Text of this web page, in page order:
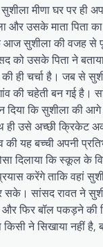
मीणा घर पर ही
और उसके माता पिता
आज सुशीला की वजह से
को उसके पिता ने
ही चर्चा है। जब से
की चहेती बन गई है।
कि सुशीला की
ही उसे अच्छी क्रिकेट
की यह बच्ची अपनी
दिलाया कि स्कूल के
करेंगे ताकि वहां
सके। सांसद रावत ने
फिर बॉल पकड़ने की
ने सिखाया नहीं